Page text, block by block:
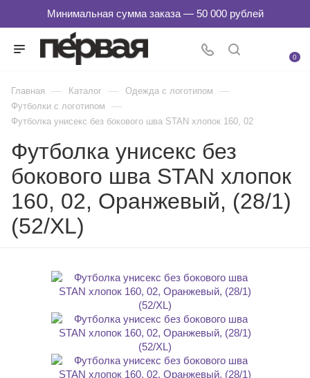
0
Главная — Каталог — Одежда с логотипом —
Футболки с логотипом —
Футболка унисекс без бокового шва STAN хлопок 160, 02
Футболка унисекс без
бокового шва STAN хлопок
160, 02, Оранжевый, (28/1)
(52/XL)